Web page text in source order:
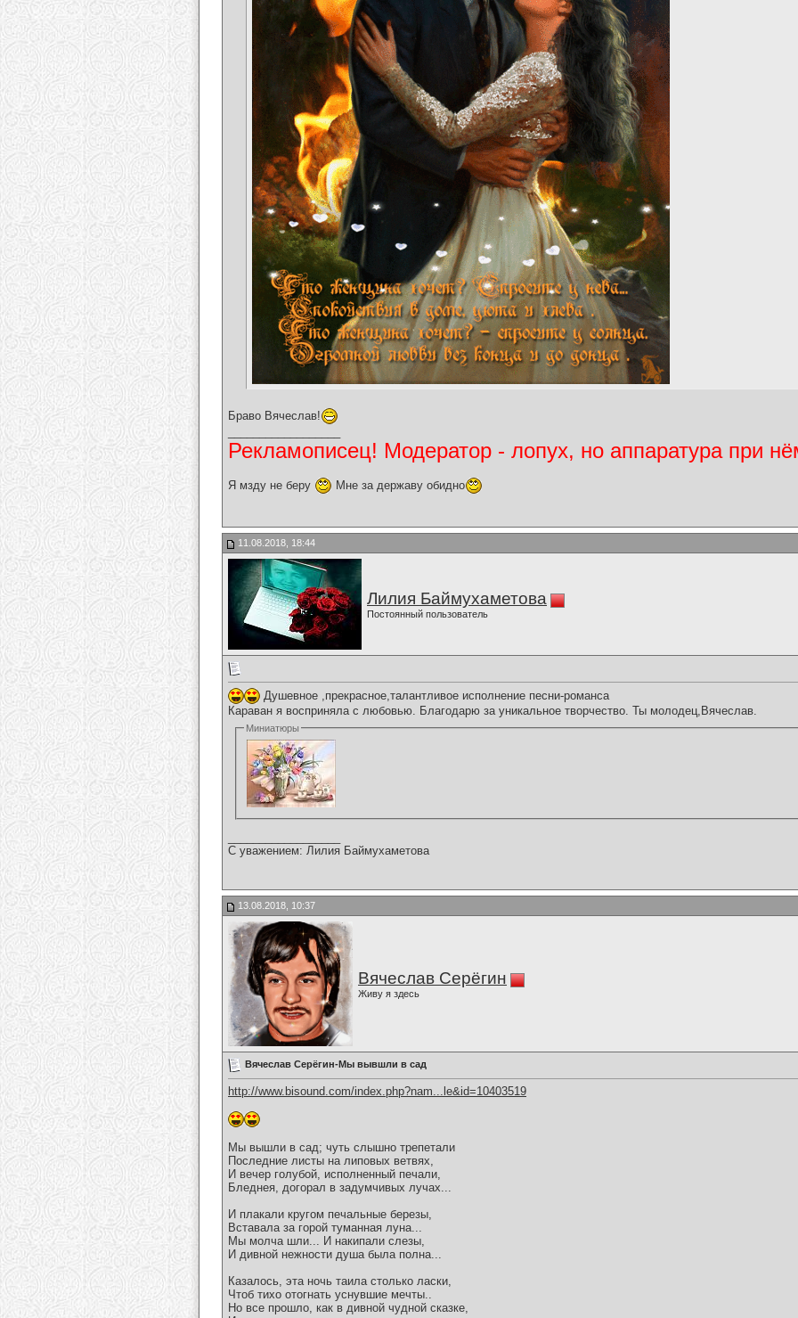
Браво Вячеслав!
Рекламописец! Модератор - лопух, но аппаратура при
Я мзду не беру Мне за державу обидно
11.08.2018, 18:44
Лилия Баймухаметова
Постоянный пользователь
Душевное ,прекрасное,талантливое исполнение песни-романса
Караван я восприняла с любовью. Благодарю за уникальное творчество. Ты молодец,Вячеслав.
Миниатюры
С уважением: Лилия Баймухаметова
13.08.2018, 10:37
Вячеслав Серёгин
Живу я здесь
Вячеслав Серёгин-Мы вывшли в сад
http://www.bisound.com/index.php?nam...le&id=10403519
Мы вышли в сад; чуть слышно трепетали
Последние листы на липовых ветвях,
И вечер голубой, исполненный печали,
Бледнея, догорал в задумчивых лучах...
И плакали кругом печальные березы,
Вставала за горой туманная луна...
Мы молча шли... И накипали слезы,
И дивной нежности душа была полна...
Казалось, эта ночь таила столько ласки,
Чтоб тихо отогнать уснувшие мечты..
Но все прошло, как в дивной чудной сказке,